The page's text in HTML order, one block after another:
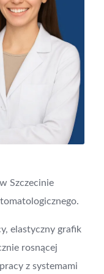
Szczecinie
elastyczny grafik
rosnącej
z systemami